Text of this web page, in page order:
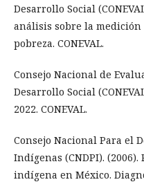
Desarrollo Social
análisis sobre la
pobreza. CONEVAL.
Consejo Nacional de
Desarrollo Social
2022. CONEVAL.
Consejo Nacional Para el
Indígenas (CNDPI).
indígena en México.